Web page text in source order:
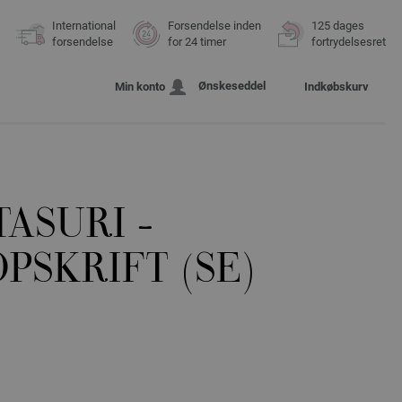
International
forsendelse
Forsendelse inden
for 24 timer
125 dages
fortrydelsesret
Min konto Ønskeseddel Indkøbskurv
-
(SE)